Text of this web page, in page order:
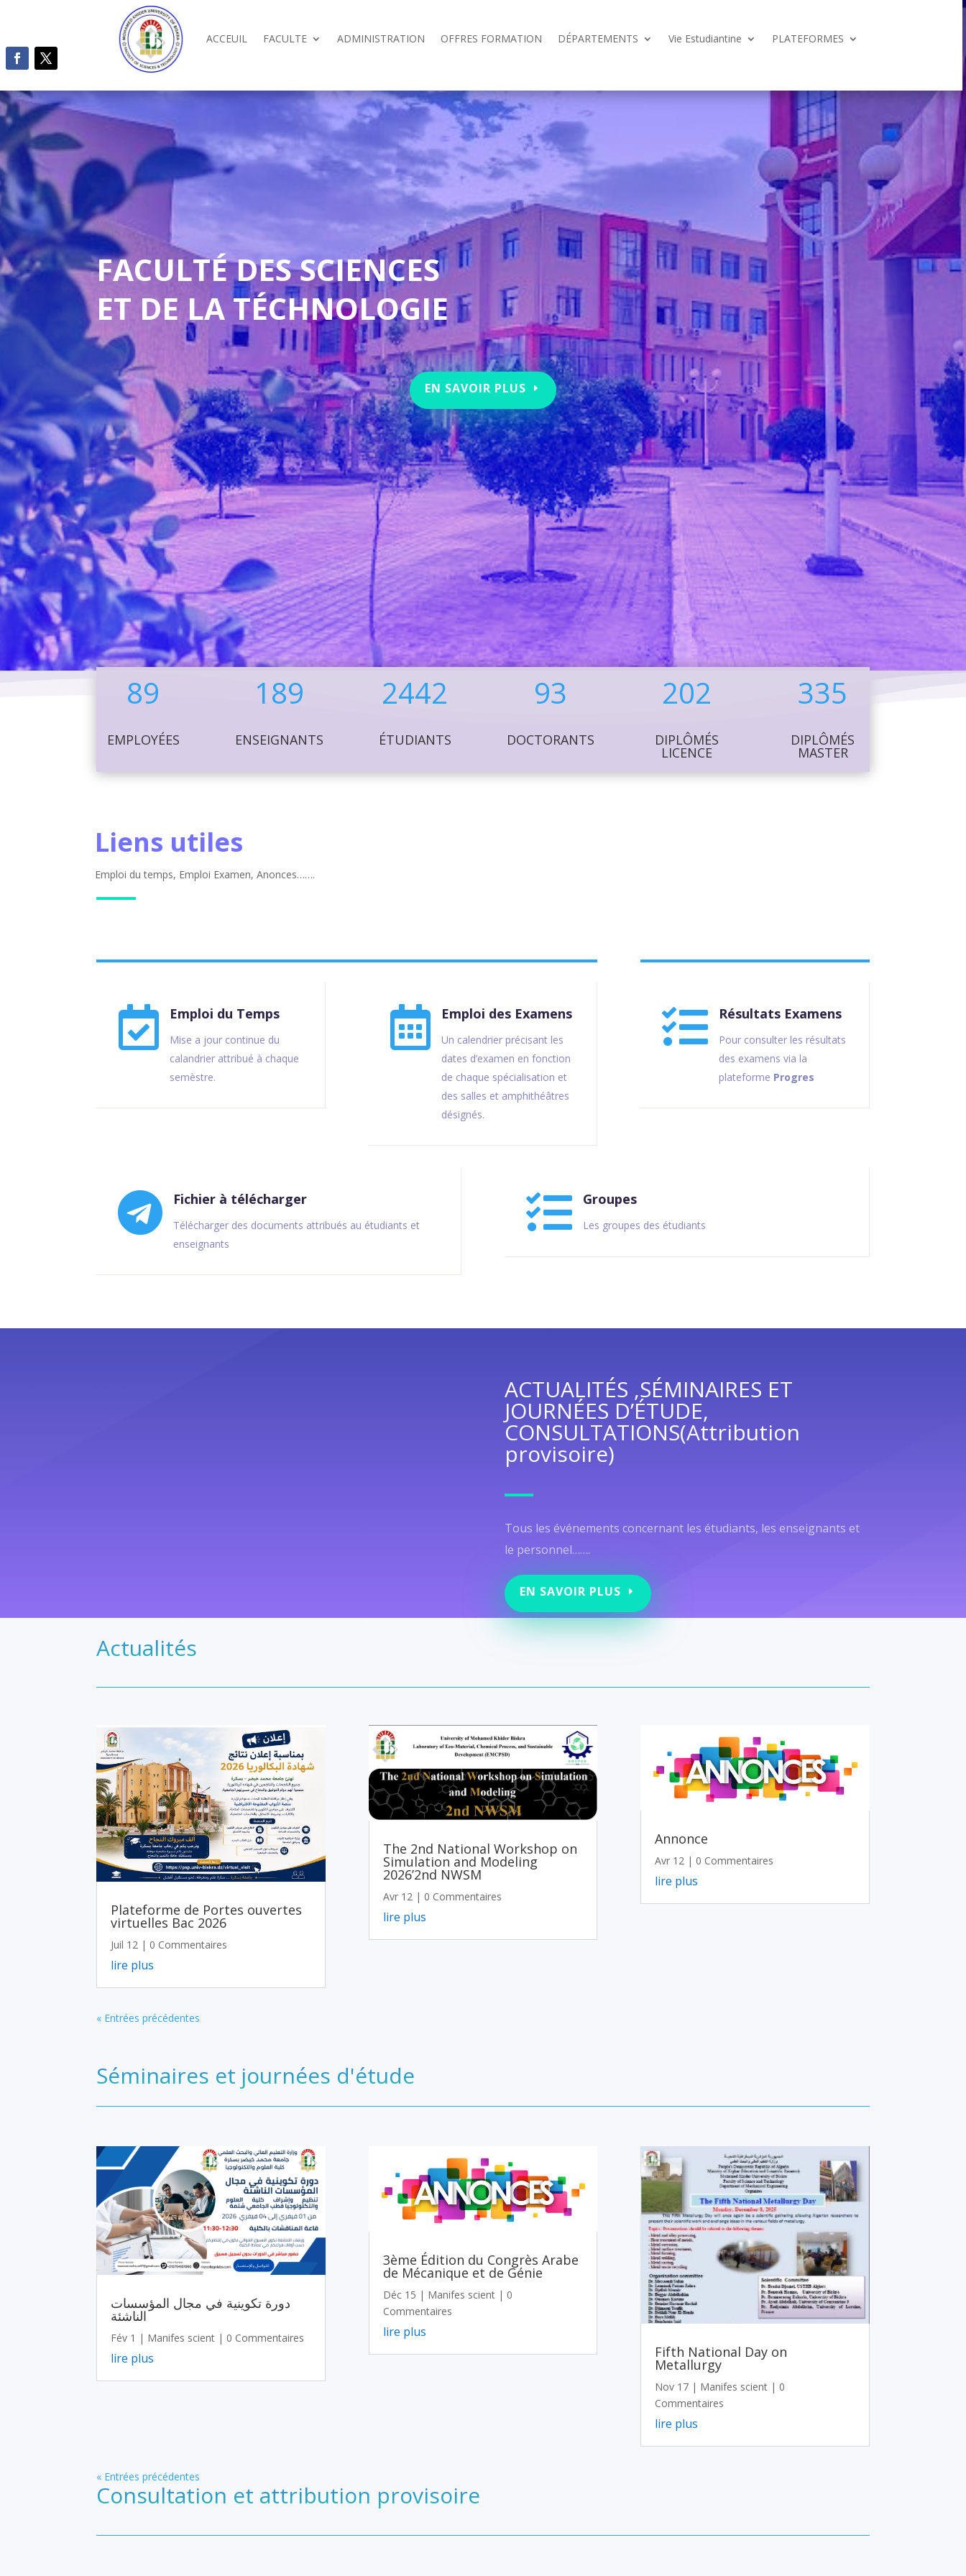
ACCEUIL FACULTE ADMINISTRATION OFFRES FORMATION DÉPARTEMENTS Vie Estudiantine PLATEFORMES
FACULTÉ DES SCIENCES
ET DE LA TÉCHNOLOGIE
EN SAVOIR PLUS
89
EMPLOYÉES
189
ENSEIGNANTS
2442
ÉTUDIANTS
93
DOCTORANTS
202
DIPLÔMÉS
LICENCE
335
DIPLÔMÉS
MASTER
Liens utiles
Emploi du temps, Emploi Examen, Anonces…….
 Emploi du Temps
Mise a jour continue du
calandrier attribué à chaque
semèstre.
 Emploi des Examens
Un calendrier précisant les
dates d’examen en fonction
de chaque spécialisation et
des salles et amphithéâtres
désignés.
 Résultats Examens
Pour consulter les résultats
des examens via la
plateforme Progres
 Fichier à télécharger
Télécharger des documents attribués au étudiants et
enseignants
 Groupes
Les groupes des étudiants
ACTUALITÉS ,SÉMINAIRES ET
JOURNÉES D’ÉTUDE,
CONSULTATIONS(Attribution
provisoire)
Tous les événements concernant les étudiants, les enseignants et
le personnel…….
EN SAVOIR PLUS
Actualités
Plateforme de Portes ouvertes
virtuelles Bac 2026
Juil 12 | 0 Commentaires
lire plus
The 2nd National Workshop on
Simulation and Modeling
2026’2nd NWSM
Avr 12| 0 Commentaires
lire plus
Annonce
Avr 12| 0 Commentaires
lire plus
« Entrées précédentes
Séminaires et journées d'étude
دورة تكوينية في مجال المؤسسات
الناشئة
Fév 1 | Manifes scient | 0 Commentaires
lire plus
3ème Édition du Congrès Arabe
de Mécanique et de Génie
Déc 15 | Manifes scient| 0
Commentaires
lire plus
Fifth National Day on
Metallurgy
Nov 17| Manifes scient| 0
Commentaires
lire plus
« Entrées précédentes
Consultation et attribution provisoire